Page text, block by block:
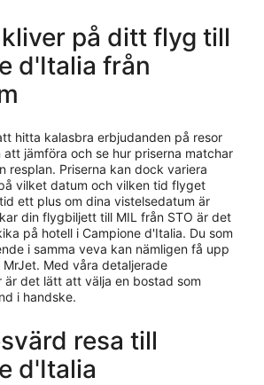
på ditt flyg till
d'Italia från
hitta kalasbra erbjudanden på resor
att jämföra och se hur priserna matchar
resplan. Priserna kan dock variera
vilket datum och vilken tid flyget
ett plus om dina vistelsedatum är
din flygbiljett till MIL från STO är det
på hotell i Campione d'Italia. Du som
i samma veva kan nämligen få upp
Med våra detaljerade
är det lätt att välja en bostad som
i handske.
resa till
d'Italia